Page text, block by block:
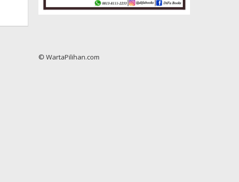
© WartaPilihan.com